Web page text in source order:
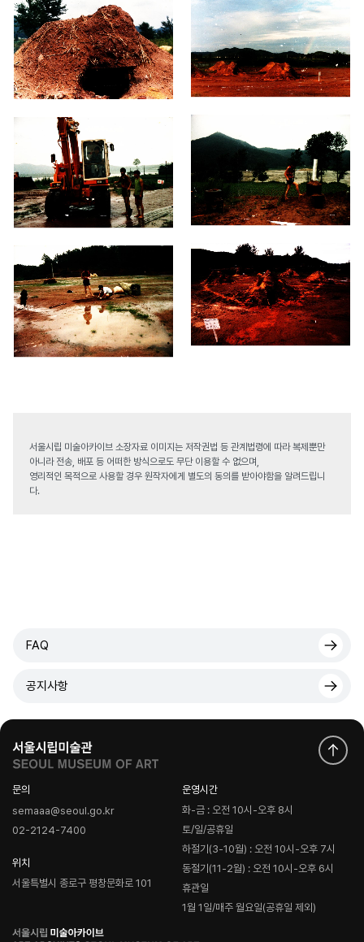
서울시립 미술아카이브 소장자료 이미지는 저작권법 등 관계법령에 따라 복제뿐만
아니라 전송, 배포 등 어떠한 방식으로도 무단 이용할 수 없으며,
영리적인 목적으로 사용할 경우 원작자에게 별도의 동의를 받아야함을 알려드립니
다.
FAQ
공지사항
문의
semaaa@seoul.go.kr
02-2124-7400
위치
서울특별시 종로구 평창문화로 101
운영시간
화-금 : 오전 10시-오후 8시
토/일/공휴일
하절기(3-10월) : 오전 10시-오후 7시
동절기(11-2월) : 오전 10시-오후 6시
휴관일
1월 1일/매주 월요일(공휴일 제외)
로
고